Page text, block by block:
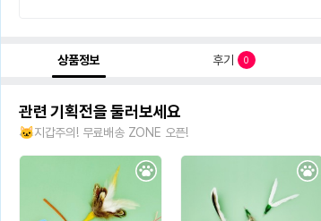
상품정보 후기 0
관련 기획전을 둘러보세요
🐱지갑주의! 무료배송 ZONE 오픈!